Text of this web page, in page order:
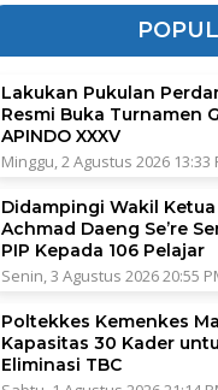
Lakukan Pukulan
Resmi Buka Turnamen
APINDO XXXV
Minggu, 2 Agustus 2026 13:33
Didampingi Wakil Ketua
Achmad Daeng Se’re
PIP Kepada 106 Pelajar
Senin, 3 Agustus 2026 20:55
Poltekkes Kemenkes
Kapasitas 30 Kader
Eliminasi TBC